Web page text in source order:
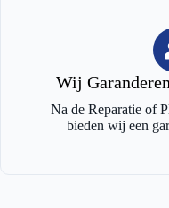
Wij
Na de Reparatie of
bieden wij een